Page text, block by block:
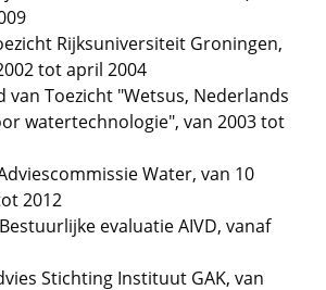
Rijksuniversiteit Groningen,
tot april 2004
van Toezicht "Wetsus, Nederlands
watertechnologie", van 2003 tot
Water, van 10
2012
evaluatie AIVD, vanaf
Stichting Instituut GAK, van